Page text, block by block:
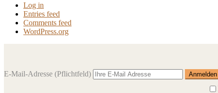
Log in
Entries feed
Comments feed
WordPress.org
E-Mail-Adresse (Pflichtfeld)